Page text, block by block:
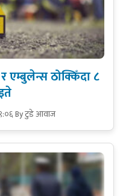
एम्बुलेन्स ठोक्किँदा ८
By टुडे आवाज